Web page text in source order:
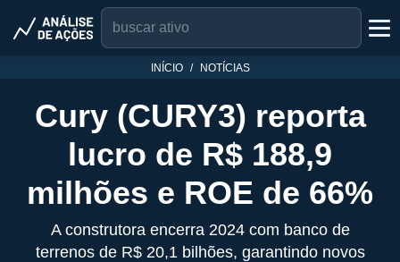
INÍCIO NOTÍCIAS
Cury (CURY3) reporta
lucro de R$ 188,9
milhões e ROE de 66%
A construtora encerra 2024 com banco de
terrenos de R$ 20,1 bilhões, garantindo novos